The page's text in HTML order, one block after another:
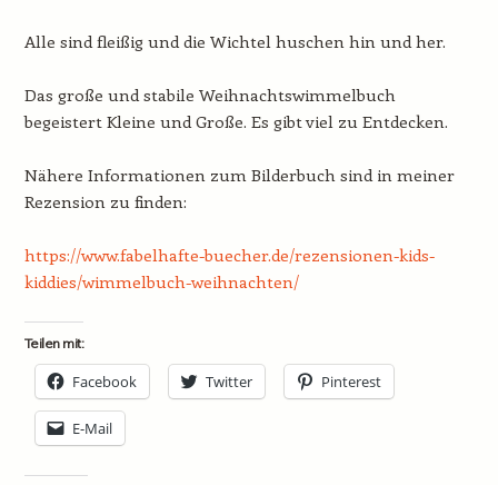
Alle sind fleißig und die Wichtel huschen hin und her.
Das große und stabile Weihnachtswimmelbuch
begeistert Kleine und Große. Es gibt viel zu Entdecken.
Nähere Informationen zum Bilderbuch sind in meiner
Rezension zu finden:
https://www.fabelhafte-buecher.de/rezensionen-kids-
kiddies/wimmelbuch-weihnachten/
Teilen mit:
Facebook Twitter Pinterest
E-Mail